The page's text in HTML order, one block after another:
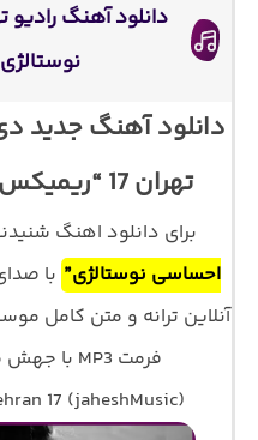
دانلود آهنگ جدید
تهران 17 “ریمیکس احساسی نوستالژی”
برای دانلود اهنگ
احساسی نوستالژی” با
فرمت MP3 با جهش موزیک ❤️ همراه باشید
17 (jaheshMusic)